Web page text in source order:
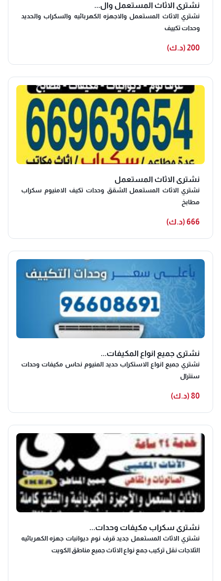
نشتري الاثاث المستعمل وال...
نشتري الاثاث المستعمل والاجهزه الكهربائيه والسكراب والحديد
وحدات تكييف
200 (د.ك)
نشتري الاثاث المستعمل
نشتري الاثاث المستعمل الشقق وحدات تكيف الامنيوم سكراب
مطابخ
666 (د.ك)
نشتري جميع انواع المكيفات...
نشتري جميع انواع الاستكراب حديد المنيوم نحاس مكيفات وحدات
سنترال
80 (د.ك)
نشتري سكراب مكيفات وحدات...
نشتري الاثاث المستعمل جديد قرف نوم ديوانيات جهزه الكهربائيه
الثلاجات نقل تركيب جمع نواع الاثاث جميع مناطق الكويت